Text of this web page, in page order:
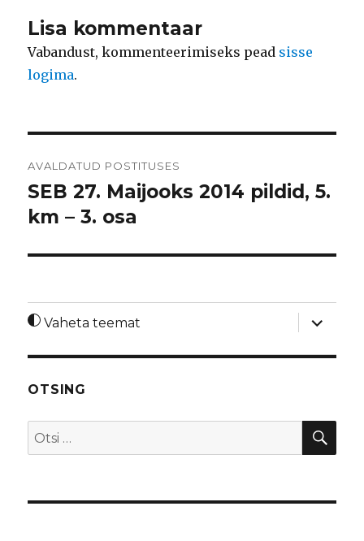
Lisa kommentaar
Vabandust, kommenteerimiseks pead sisse
logima.
AVALDATUD POSTITUSES
SEB 27. Maijooks 2014 pildid, 5.
km – 3. osa
Vaheta teemat
laienda
OTSING
Otsi: